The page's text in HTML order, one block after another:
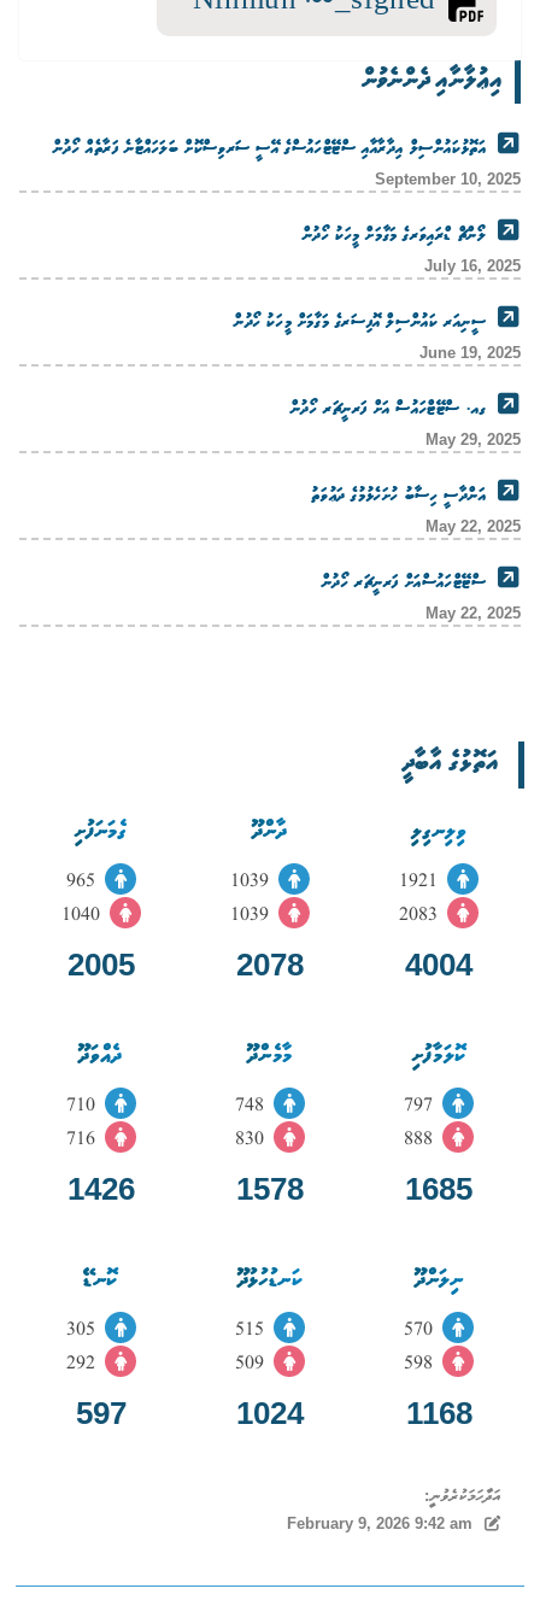
އިޢުލާނާއި ދެންނެވުން
އަތޮޅުކައުންސިލް އިދާރާއާއި ސްޓޭޓްހައުސްގެ އޭސީ ސަރވިސްކޮށް ބަލަހައްޓާނެ ފަރާތެއް ހޯދުން
September 10, 2025
ލޯންޗް ޑްރައިވަރގެ މަގާމަށް މީހަކު ހޯދުން
July 16, 2025
ސީނިއަރ ކައުންސިލް އޮފިސަރގެ މަގާމަށް މީހަކު ހޯދުން
June 19, 2025
ގއ. ސްޓޭޓްހައުސް އަށް ފަރނީޗަރ ހޯދުން
May 29, 2025
އަންދާސީ ހިސާބު ހުށަހެޅުމުގެ ދަޢުވަތު
May 22, 2025
ސްޓޭޓްހައުސްއަށް ފަރނީޗަރ ހޯދުން
May 22, 2025
އަތޮޅުގެ އާބާދީ
ވިލިނގިލި
1921
2083
4004
ދާންދޫ
1039
1039
2078
ގެމަނަފުށި
1040
2005
ކޮލަމާފުށި
797
888
1685
މާމެންދޫ
748
830
1578
ދެއްވަދޫ
710
716
1426
ނިލަންދޫ
570
598
1168
ކަނޑުހުޅުދޫ
515
509
1024
ކޮނޑޭ
292
597
އަދާހަމަކުރެވުނީ:
February 9, 2026 9:42 am